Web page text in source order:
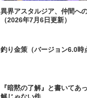
異界アスタルジア、仲間へ
（2026年7月6日更新）
釣り金策（バージョン6.0時
『暗黙の了解』と書いてあ